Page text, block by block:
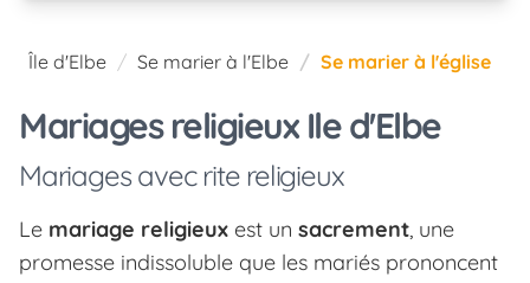
Île d'Elbe Se marier à l'Elbe Se marier à l'église
Mariages religieux Ile d'Elbe
Mariages avec rite religieux
Le mariage religieux est un sacrement, une
promesse indissoluble que les mariés prononcent